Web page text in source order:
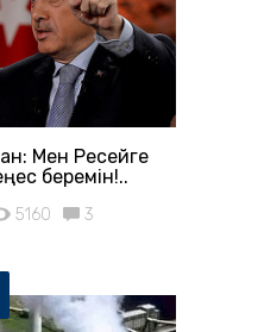
Мен Ресейге
беремін!..
5160 3